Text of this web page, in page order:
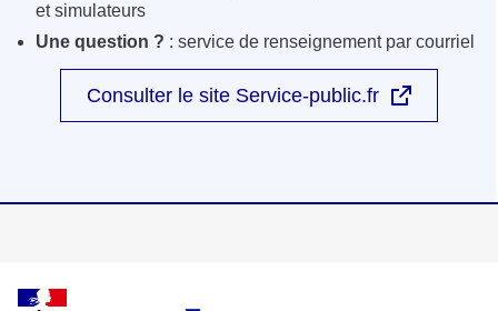
et simulateurs
Une question ? : service de renseignement par courriel
Consulter le site Service-public.fr